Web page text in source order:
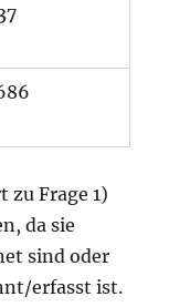
zu Frage 1)
da sie
sind oder
erfasst ist.